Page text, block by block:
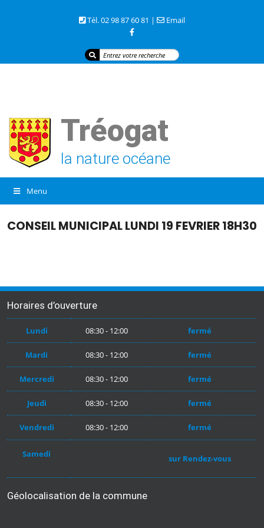
Tél. 02 98 87 60 81 |
Email
Tréogat
la nature océane
Menu
CONSEIL MUNICIPAL LUNDI 19 FEVRIER 18H30
Horaires d’ouverture
Lundi 08:30 - 12:00 fermé
Mardi 08:30 - 12:00 fermé
Mercredi 08:30 - 12:00 fermé
Jeudi 08:30 - 12:00 fermé
Vendredi 08:30 - 12:00 fermé
Samedi sur Rendez-vous
Géolocalisation de la commune